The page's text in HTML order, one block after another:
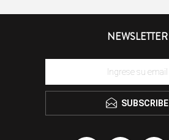
NEWSLETTER
SUBSCRIBE